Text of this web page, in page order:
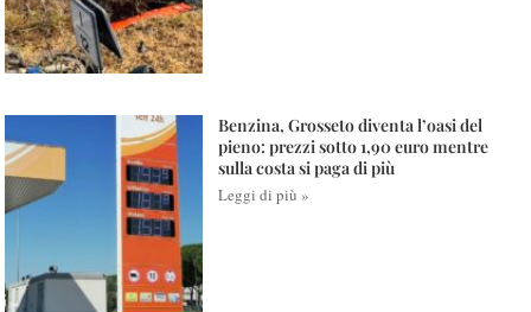
Benzina, Grosseto diventa l’oasi del
pieno: prezzi sotto 1,90 euro mentre
sulla costa si paga di più
Leggi di più »